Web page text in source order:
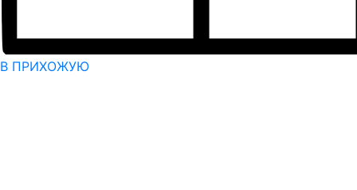
В ПРИХОЖУЮ